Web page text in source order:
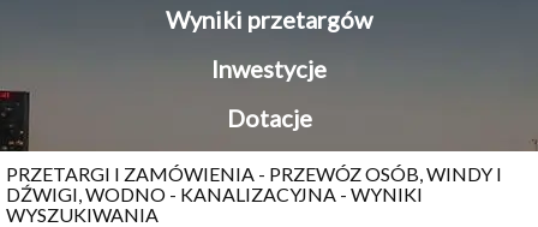
Wyniki przetargów
Inwestycje
Dotacje
PRZETARGI I ZAMÓWIENIA - PRZEWÓZ OSÓB, WINDY I
DŹWIGI, WODNO - KANALIZACYJNA - WYNIKI
WYSZUKIWANIA